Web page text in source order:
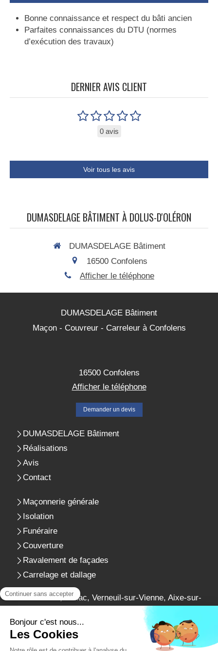
Bonne connaissance et respect du bâti ancien
Parfaites connaissances du DTU (normes
d’exécution des travaux)
DERNIER AVIS CLIENT
0 avis
Voir tous les avis
DUMASDELAGE BÂTIMENT À DOLUS-D'OLÉRON
DUMASDELAGE Bâtiment
16500 Confolens
Afficher le téléphone
DUMASDELAGE Bâtiment
Maçon - Couvreur - Carreleur à Confolens
16500 Confolens
Afficher le téléphone
Demander un devis
DUMASDELAGE Bâtiment
Réalisations
Avis
Contact
Maçonnerie générale
Isolation
Funéraire
Couverture
Ravalement de façades
Carrelage et dallage
Saint-Junien, Bellac, Verneuil-sur-Vienne, Aixe-sur-
Vienne, Brie, Couzeix, Isle, Limoges, Montmorillon,
Champniers, Ruelle-sur-Touvre, Condat-sur-Vienne
Plan du site